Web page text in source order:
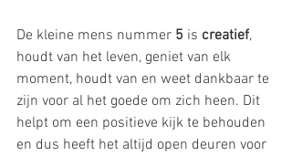
De kleine mens nummer 5 is creatief,
houdt van het leven, geniet van elk
moment, houdt van en weet dankbaar te
zijn voor al het goede om zich heen. Dit
helpt om een ​​positieve kijk te behouden
en dus heeft het altijd open deuren voor